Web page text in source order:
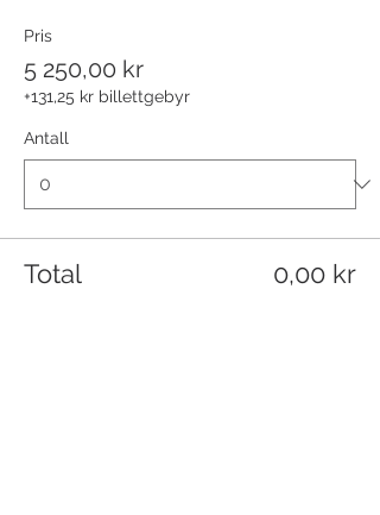
Pris
5 250,00 kr
+131,25 kr billettgebyr
Antall
Total 0,00 kr